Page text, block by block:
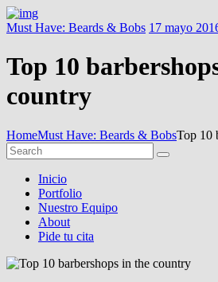
Must Have: Beards & Bobs 17 mayo
Top 10
country
HomeMust Have: Beards & BobsTop 10
Inicio
Portfolio
Nuestro Equipo
About
Pide tu cita